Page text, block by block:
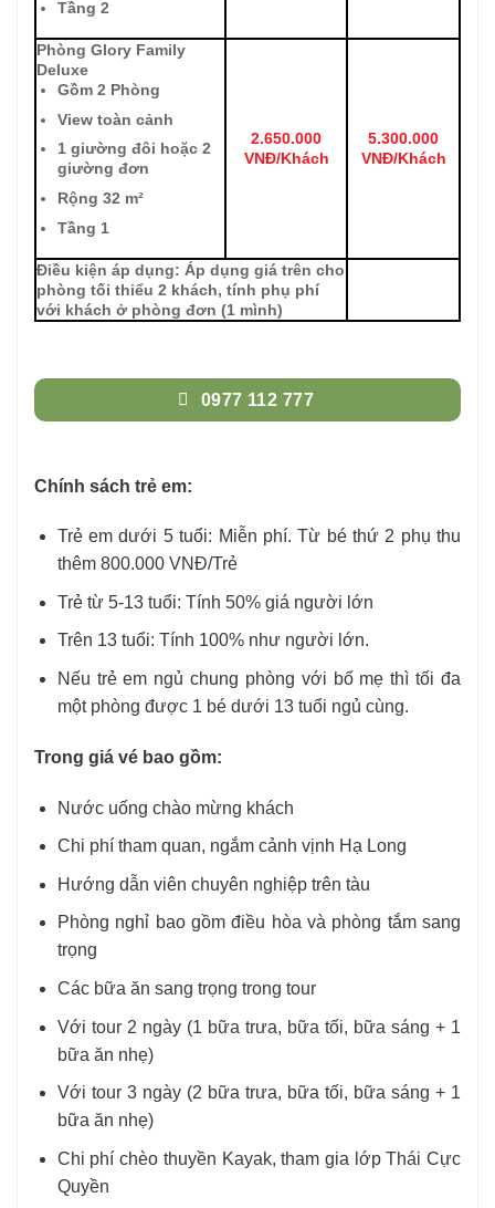
Tầng 2
Phòng Glory Family
Deluxe
Gồm 2 Phòng
View toàn cảnh
1 giường đôi hoặc 2
giường đơn
Rộng 32 m²
Tầng 1
2.650.000
VNĐ/Khách
5.300.000
VNĐ/Khách
Điều kiện áp dụng: Áp dụng giá trên cho
phòng tối thiểu 2 khách, tính phụ phí
với khách ở phòng đơn (1 mình)
0977 112 777
Chính sách trẻ em:
Trẻ em dưới 5 tuổi: Miễn phí. Từ bé thứ 2 phụ thu
thêm 800.000 VNĐ/Trẻ
Trẻ từ 5-13 tuổi: Tính 50% giá người lớn
Trên 13 tuổi: Tính 100% như người lớn.
Nếu trẻ em ngủ chung phòng với bố mẹ thì tối đa
một phòng được 1 bé dưới 13 tuổi ngủ cùng.
Trong giá vé bao gồm:
Nước uống chào mừng khách
Chi phí tham quan, ngắm cảnh vịnh Hạ Long
Hướng dẫn viên chuyên nghiệp trên tàu
Phòng nghỉ bao gồm điều hòa và phòng tắm sang
trọng
Các bữa ăn sang trọng trong tour
Với tour 2 ngày (1 bữa trưa, bữa tối, bữa sáng + 1
bữa ăn nhẹ)
Với tour 3 ngày (2 bữa trưa, bữa tối, bữa sáng + 1
bữa ăn nhẹ)
Chi phí chèo thuyền Kayak, tham gia lớp Thái Cực
Quyền